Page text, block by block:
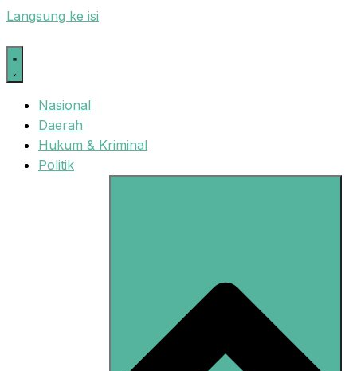
Langsung ke isi
Nasional
Daerah
Hukum & Kriminal
Politik